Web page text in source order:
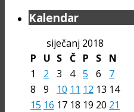
Kalendar
siječanj 2018
P
U S Č P S
N
1
2 3 4 5 6
7
8
9 10 11 12 13 14
15 16 17 18 19 20 21